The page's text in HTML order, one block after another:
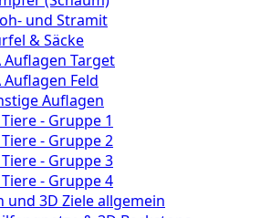
und Stramit
& Säcke
Auflagen Target
Auflagen Feld
Auflagen
- Gruppe 1
- Gruppe 2
- Gruppe 3
- Gruppe 4
und 3D Ziele allgemein